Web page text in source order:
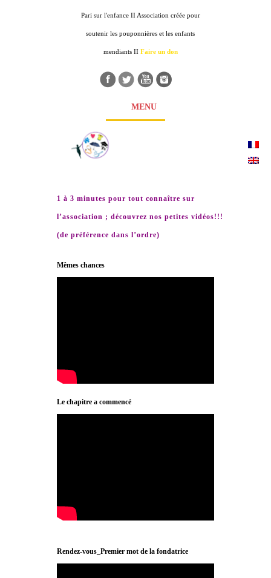
Pari sur l'enfance II Association créée pour
soutenir les pouponnières et les enfants
mendiants II Faire un don
MENU
1 à 3 minutes pour tout connaître sur
l’association ; découvrez nos petites vidéos!!!
(de préférence dans l’ordre)
Mêmes chances
Le chapitre a commencé
Rendez-vous_Premier mot de la fondatrice